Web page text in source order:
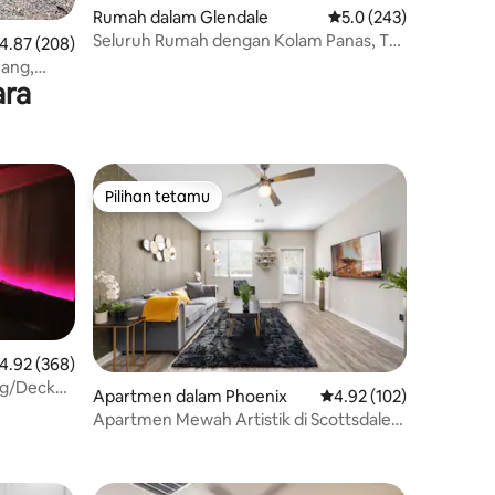
purata 4.87 daripada 5, 208 ulasan
4.87 (208)
Rumah dalam Glendale Penarafan purata 5.0
5.0 (243)
Seluruh Rumah dengan Kolam Panas, Tab
purata 4.92 daripada 5, 368 ulasan
4.92 (368)
Deck
Pilihan tetamu
Pilihan tetamu
Apartmen dalam Phoenix Penarafan purata 4.92
4.92 (102)
Apartmen Mewah Artistik di Scottsdale